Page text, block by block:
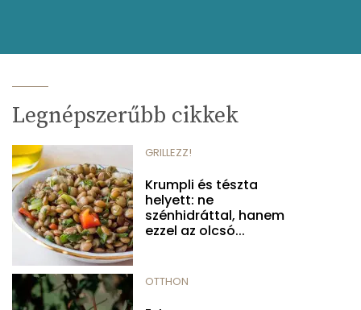
Legnépszerűbb cikkek
GRILLEZZ!
Krumpli és tészta
helyett: ne
szénhidráttal, hanem
ezzel az olcsó...
OTTHON